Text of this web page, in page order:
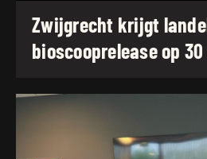
Zwijgrecht krijgt
bioscooprelease op